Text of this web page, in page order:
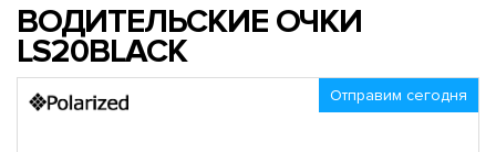
ВОДИТЕЛЬСКИЕ ОЧКИ
LS20BLACK
Отправим сегодня